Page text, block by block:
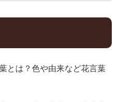
とは？色や由来など花言葉